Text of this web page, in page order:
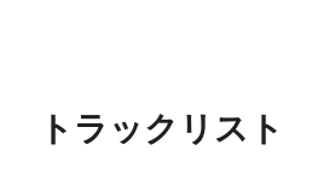
トラックリスト